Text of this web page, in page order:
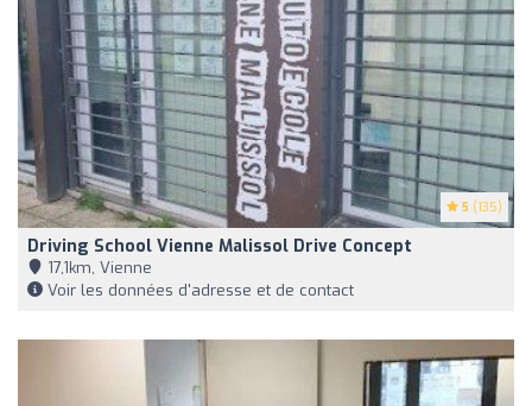
5 (135)
Driving School Vienne Malissol Drive Concept
17,1km, Vienne
Voir les données d'adresse et de contact